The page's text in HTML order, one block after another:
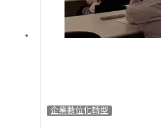
企業數位化轉型